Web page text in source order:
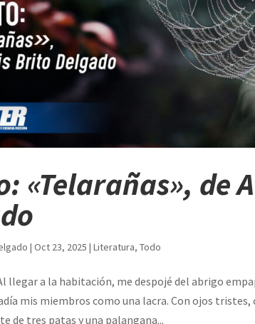
«Telarañas», de
| Oct 23, 2025 | Literatura, Todo
llegar a la habitación, me despojé del abrigo
mis miembros como una lacra. Con ojos tristes,
de tres patas y una palangana...